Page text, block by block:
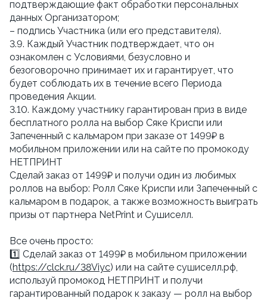
подтверждающие факт обработки персональных
данных Организатором;
– подпись Участника (или его представителя).
3.9. Каждый Участник подтверждает, что он
ознакомлен с Условиями, безусловно и
безоговорочно принимает их и гарантирует, что
будет соблюдать их в течение всего Периода
проведения Акции.
3.10. Каждому участнику гарантирован приз в виде
бесплатного ролла на выбор Сяке Криспи или
Запеченный с кальмаром при заказе от 1499₽ в
мобильном приложении или на сайте по промокоду
НЕТПРИНТ
Сделай заказ от 1499₽ и получи один из любимых
роллов на выбор: Ролл Сяке Криспи или Запеченный с
кальмаром в подарок, а также возможность выиграть
призы от партнера NetPrint и Сушиселл.
Все очень просто:
1️⃣ Сделай заказ от 1499₽ в мобильном приложении
(https://clck.ru/38Viyc) или на сайте сушиселл.рф,
используй промокод НЕТПРИНТ и получи
гарантированный подарок к заказу — ролл на выбор